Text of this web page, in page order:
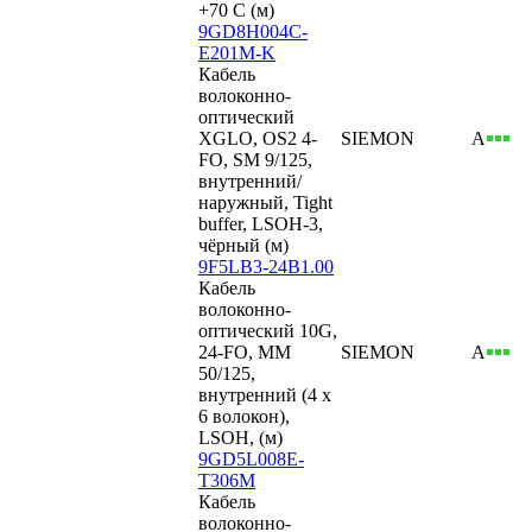
+70 С (м)
9GD8H004C-
E201M-K
Кабель
волоконно-
оптический
XGLO, OS2 4-
FO, SM 9/125,
внутренний/
наружный, Tight
buffer, LSOH-3,
чёрный (м)
SIEMON А
9F5LB3-24B1.00
Кабель
волоконно-
оптический 10G,
24-FO, MM
50/125,
внутренний (4 х
6 волокон),
LSOH, (м)
SIEMON А
9GD5L008E-
T306M
Кабель
волоконно-